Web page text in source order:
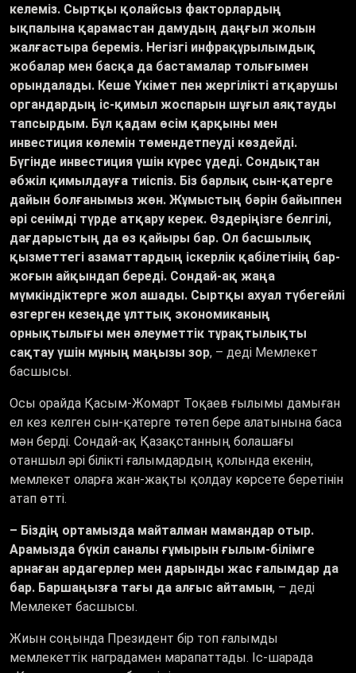
келеміз. Сыртқы қолайсыз факторлардың
ықпалына қарамастан дамудың даңғыл жолын
жалғастыра береміз. Негізгі инфрақұрылымдық
жобалар мен басқа да бастамалар толығымен
орындалады. Кеше Үкімет пен жергілікті атқарушы
органдардың іс-қимыл жоспарын шұғыл аяқтауды
тапсырдым. Бұл қадам өсім қарқыны мен
инвестиция көлемін төмендетпеуді көздейді.
Бүгінде инвестиция үшін күрес үдеді. Сондықтан
әбжіл қимылдауға тиіспіз. Біз барлық сын-қатерге
дайын болғанымыз жөн. Жұмыстың бәрін байыппен
әрі сенімді түрде атқару керек. Өздеріңізге белгілі,
дағдарыстың да өз қайыры бар. Ол басшылық
қызметтегі азаматтардың іскерлік қабілетінің бар-
жоғын айқындап береді. Сондай-ақ жаңа
мүмкіндіктерге жол ашады. Сыртқы ахуал түбегейлі
өзгерген кезеңде ұлттық экономиканың
орнықтылығы мен әлеуметтік тұрақтылықты
сақтау үшін мұның маңызы зор, – деді Мемлекет
басшысы.
Осы орайда Қасым-Жомарт Тоқаев ғылымы дамыған
ел кез келген сын-қатерге төтеп бере алатынына баса
мән берді. Сондай-ақ Қазақстанның болашағы
отаншыл әрі білікті ғалымдардың қолында екенін,
мемлекет оларға жан-жақты қолдау көрсете беретінін
атап өтті.
– Біздің ортамызда майталман мамандар отыр.
Арамызда бүкіл саналы ғұмырын ғылым-білімге
арнаған ардагерлер мен дарынды жас ғалымдар да
бар. Баршаңызға тағы да алғыс айтамын, – деді
Мемлекет басшысы.
Жиын соңында Президент бір топ ғалымды
мемлекеттік наградамен марапаттады. Іс-шарада